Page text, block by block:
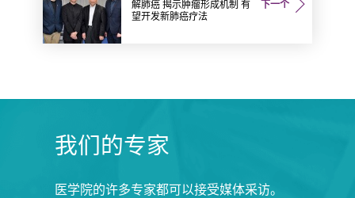
下一个
解肺癌 揭示肿瘤形成机制 有
望开发新肺癌疗法
我们的专家
医学院的许多专家都可以接受媒体采访。